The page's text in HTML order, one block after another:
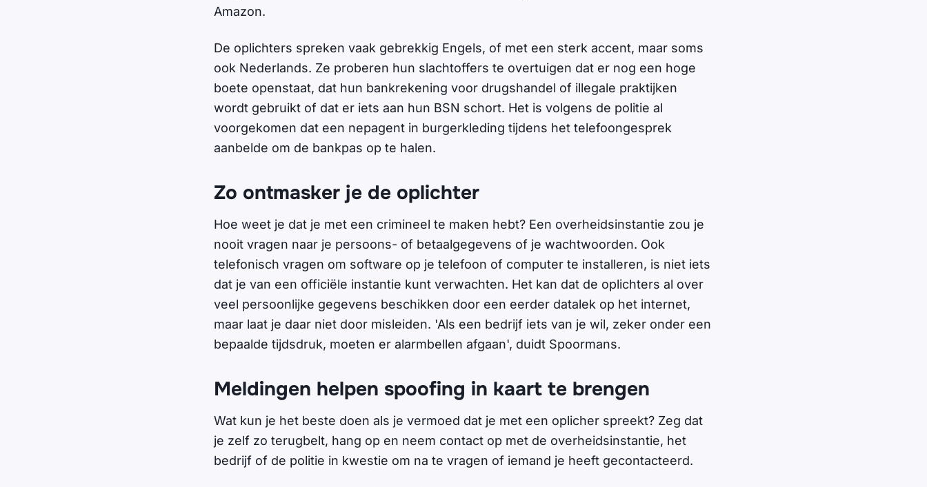
Amazon.
De oplichters spreken vaak gebrekkig Engels, of met een sterk accent, maar soms
ook Nederlands. Ze proberen hun slachtoffers te overtuigen dat er nog een hoge
boete openstaat, dat hun bankrekening voor drugshandel of illegale praktijken
wordt gebruikt of dat er iets aan hun BSN schort. Het is volgens de politie al
voorgekomen dat een nepagent in burgerkleding tijdens het telefoongesprek
aanbelde om de bankpas op te halen.
Zo ontmasker je de oplichter
Hoe weet je dat je met een crimineel te maken hebt? Een overheidsinstantie zou je
nooit vragen naar je persoons- of betaalgegevens of je wachtwoorden. Ook
telefonisch vragen om software op je telefoon of computer te installeren, is niet iets
dat je van een officiële instantie kunt verwachten. Het kan dat de oplichters al over
veel persoonlijke gegevens beschikken door een eerder datalek op het internet,
maar laat je daar niet door misleiden. 'Als een bedrijf iets van je wil, zeker onder een
bepaalde tijdsdruk, moeten er alarmbellen afgaan', duidt Spoormans.
Meldingen helpen spoofing in kaart te brengen
Wat kun je het beste doen als je vermoed dat je met een oplicher spreekt? Zeg dat
je zelf zo terugbelt, hang op en neem contact op met de overheidsinstantie, het
bedrijf of de politie in kwestie om na te vragen of iemand je heeft gecontacteerd.